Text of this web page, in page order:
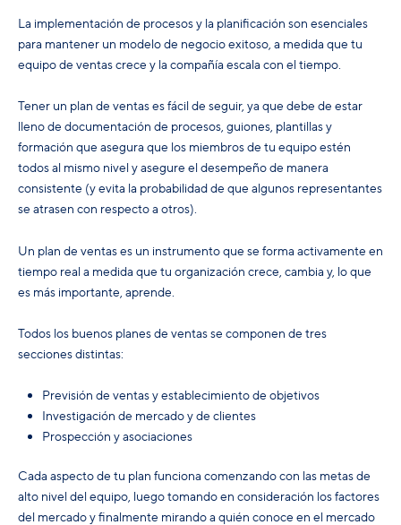
La implementación de procesos y la planificación son esenciales
para mantener un modelo de negocio exitoso, a medida que tu
equipo de ventas crece y la compañía escala con el tiempo.
Tener un plan de ventas es fácil de seguir, ya que debe de estar
lleno de documentación de procesos, guiones, plantillas y
formación que asegura que los miembros de tu equipo estén
todos al mismo nivel y asegure el desempeño de manera
consistente (y evita la probabilidad de que algunos representantes
se atrasen con respecto a otros).
Un plan de ventas es un instrumento que se forma activamente en
tiempo real a medida que tu organización crece, cambia y, lo que
es más importante, aprende.
Todos los buenos planes de ventas se componen de tres
secciones distintas:
Previsión de ventas y establecimiento de objetivos
Investigación de mercado y de clientes
Prospección y asociaciones
Cada aspecto de tu plan funciona comenzando con las metas de
alto nivel del equipo, luego tomando en consideración los factores
del mercado y finalmente mirando a quién conoce en el mercado